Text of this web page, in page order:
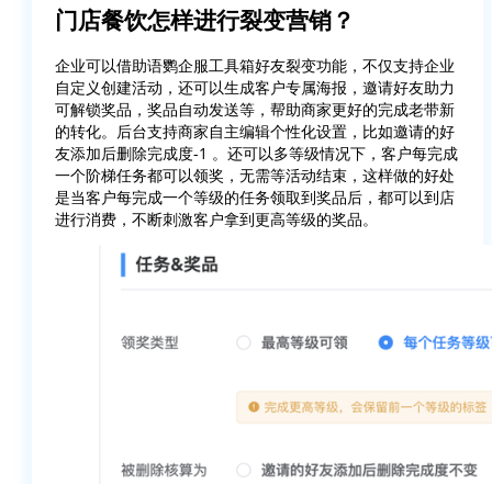
门店餐饮怎样进行裂变营销？
企业可以借助语鹦企服工具箱好友裂变功能，不仅支持企业
自定义创建活动，还可以生成客户专属海报，邀请好友助力
可解锁奖品，奖品自动发送等，帮助商家更好的完成老带新
的转化。后台支持商家自主编辑个性化设置，比如邀请的好
友添加后删除完成度-1 。还可以多等级情况下，客户每完成
一个阶梯任务都可以领奖，无需等活动结束，这样做的好处
是当客户每完成一个等级的任务领取到奖品后，都可以到店
进行消费，不断刺激客户拿到更高等级的奖品。